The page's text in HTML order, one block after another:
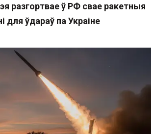
разгортвае ў РФ свае ракетныя
для ўдараў па Украіне